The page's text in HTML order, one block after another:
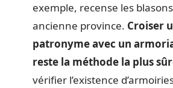
exemple, recense les
ancienne province. Croiser
patronyme avec un
reste la méthode la plus
vérifier l’existence